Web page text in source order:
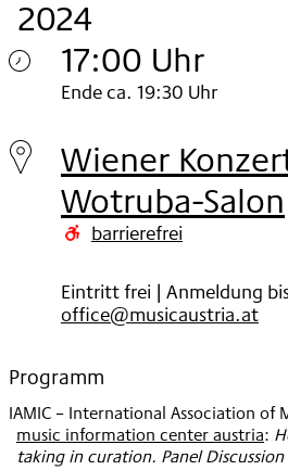
2024
17:00 Uhr
Donnerstag
21.
Nov
2024
Ende ca. 19:30 Uhr
Wiener
Wotruba-Salon
barrierefrei
Eintritt frei | Anmeldung
office@musicaustria.at
Programm
IAMIC – International Association of
music information center austria:
taking in curation. Panel Discussion